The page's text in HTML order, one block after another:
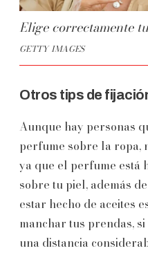
Elige correctamente
GETTY IMAGES
Otros tips de
Aunque hay personas
perfume sobre la ropa,
ya que el perfume está
sobre tu piel, además
estar hecho de aceites
manchar tus prendas,
una distancia